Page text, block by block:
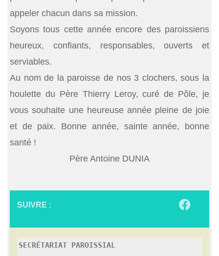
appeler chacun dans sa mission.
Soyons tous cette année encore des paroissiens
heureux, confiants, responsables, ouverts et
serviables.
Au nom de la paroisse de nos 3 clochers, sous la
houlette du Père Thierry Leroy, curé de Pôle, je
vous souhaite une heureuse année pleine de joie
et de paix. Bonne année, sainte année, bonne
santé !
Père Antoine DUNIA
SUIVRE :
SECRÉTARIAT PAROISSIAL